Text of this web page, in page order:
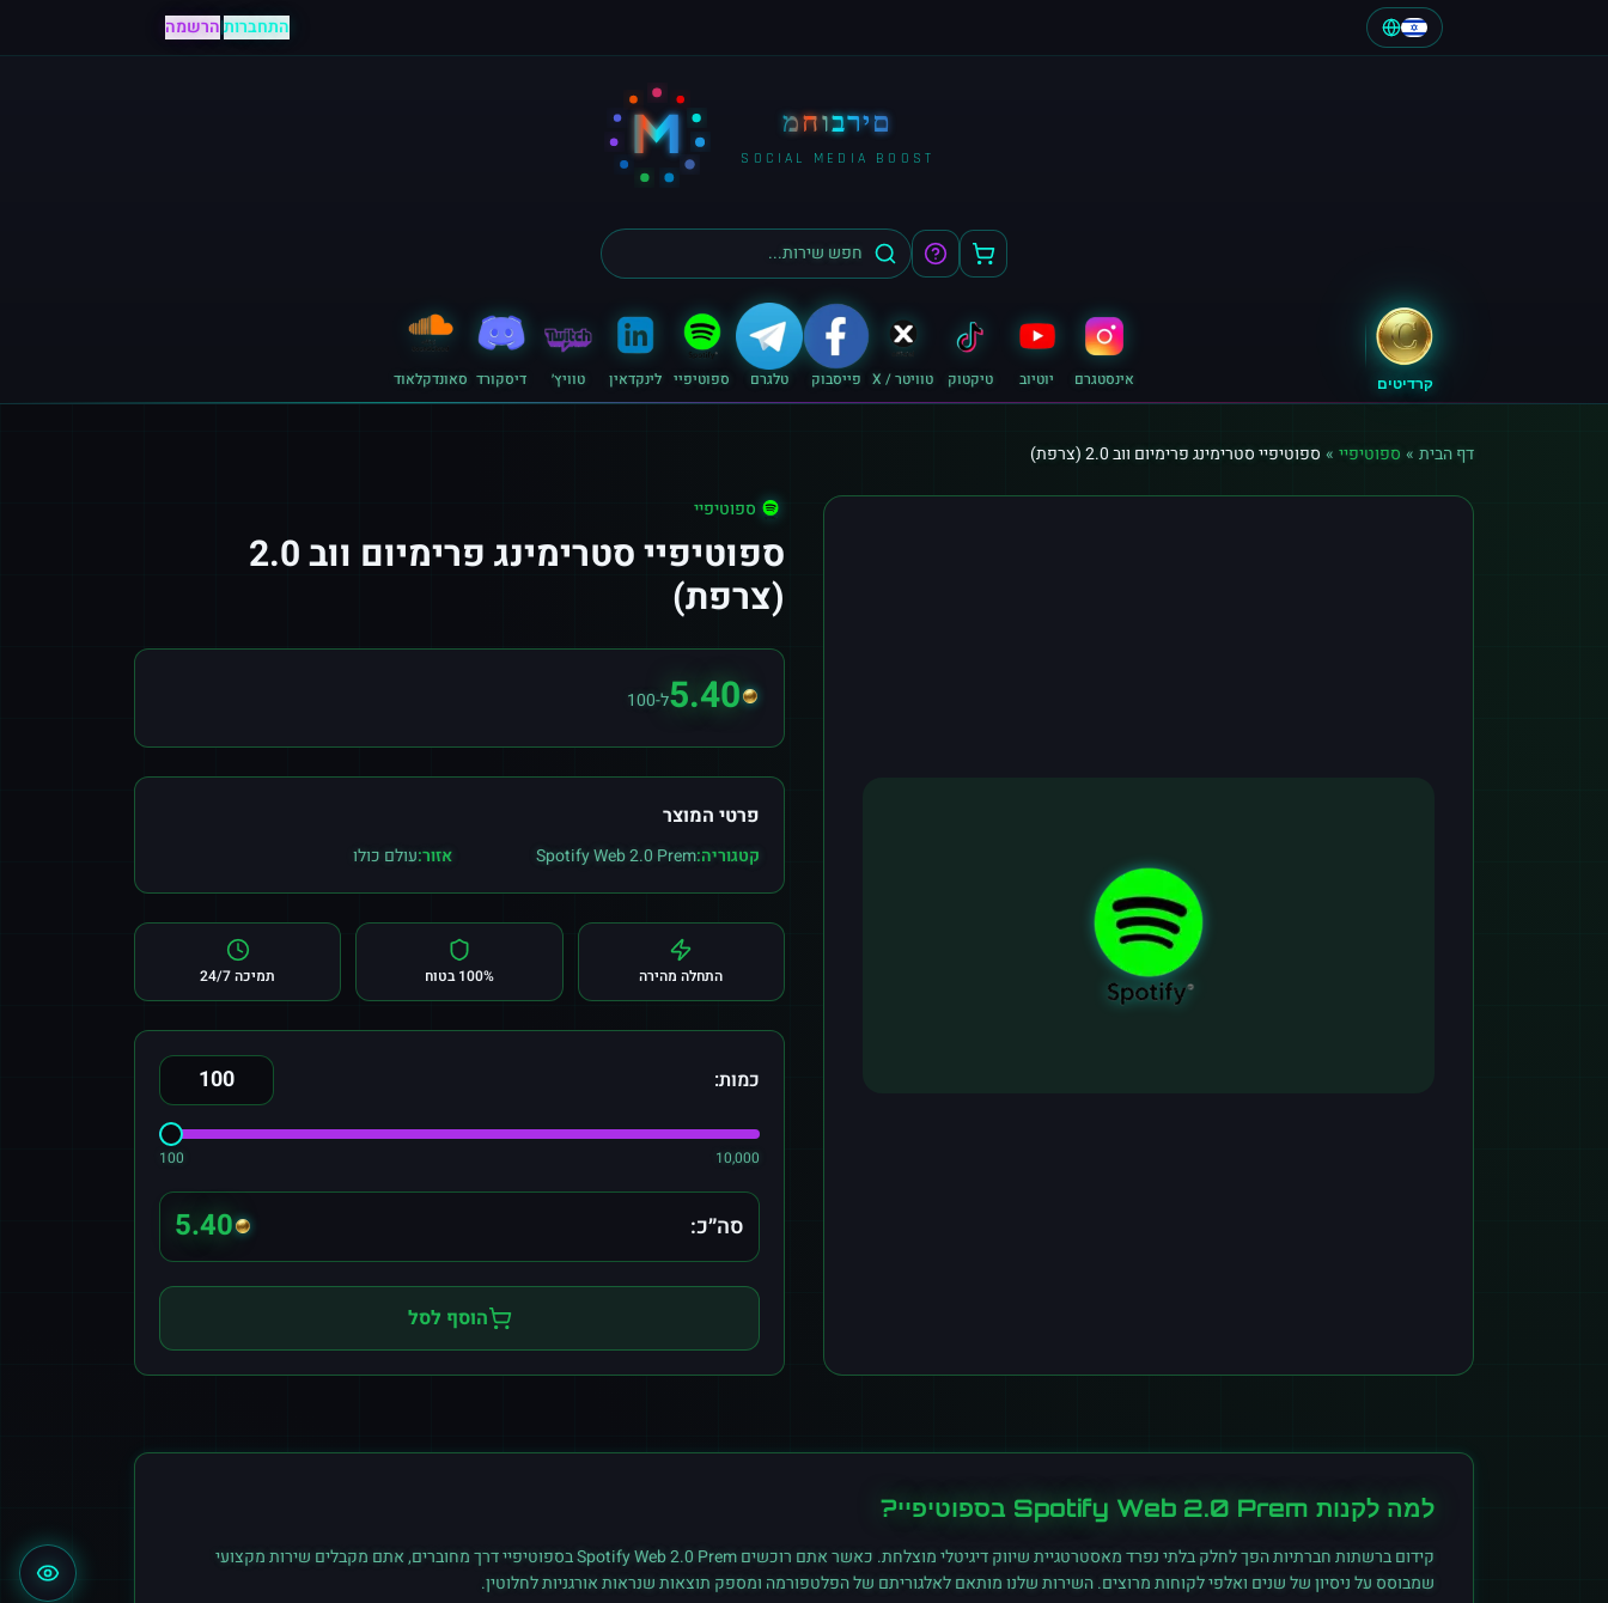
התחברות|הרשמה
M מחוברים
SOCIAL MEDIA BOOST
קרדיטים אינסטגרם יוטיוב טיקטוק טוויטר / X פייסבוק טלגרם ספוטיפיי לינקדאין טוויץ׳ דיסקורד סאונדקלאוד
דף הבית » ספוטיפיי » ספוטיפיי סטרימינג פרימיום ווב 2.0 (צרפת)
ספוטיפיי
ספוטיפיי סטרימינג פרימיום ווב 2.0
(צרפת)
5.40ל-100
פרטי המוצר
קטגוריה:Spotify Web 2.0 Prem אזור:עולם כולו
התחלה מהירה 100% בטוח תמיכה 24/7
כמות:
100 10,000
סה״כ: 5.40
הוסף לסל
למה לקנות Spotify Web 2.0 Prem בספוטיפיי?
קידום ברשתות חברתיות הפך לחלק בלתי נפרד מאסטרטגיית שיווק דיגיטלי מוצלחת. כאשר אתם רוכשיםSpotify Web 2.0 Premבספוטיפיידרך מחוברים, אתם מקבלים שירות מקצועי
שמבוסס על ניסיון של שנים ואלפי לקוחות מרוצים. השירות שלנו מותאם לאלגוריתם של הפלטפורמה ומספק תוצאות שנראות אורגניות לחלוטין.